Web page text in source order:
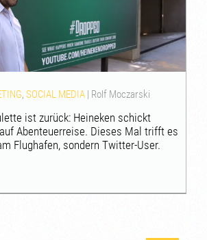
,SOCIAL MEDIA | Rolf Moczarski
ist zurück: Heineken schickt
Abenteuerreise. Dieses Mal trifft es
Flughafen, sondern Twitter-User.